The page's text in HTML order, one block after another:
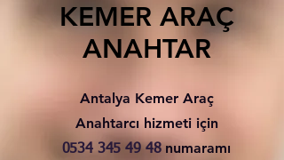
KEMER ARAÇ
ANAHTAR
Antalya Kemer Araç
Anahtarcı hizmeti için
0534 345 49 48numaramı